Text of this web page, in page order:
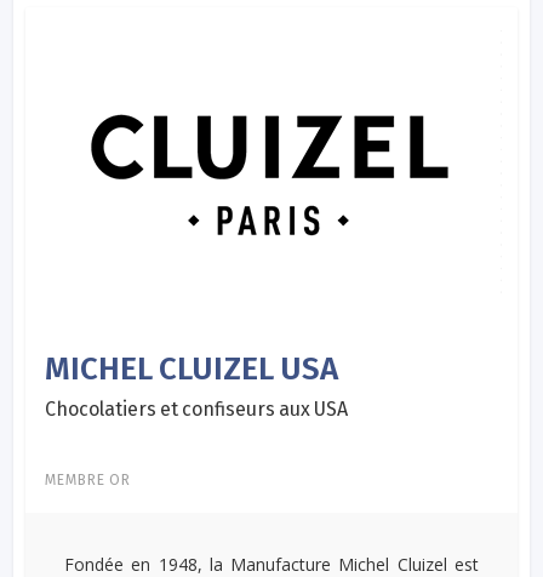
MICHEL CLUIZEL USA
Chocolatiers et confiseurs aux USA
MEMBRE OR
Fondée en 1948, la Manufacture Michel Cluizel est